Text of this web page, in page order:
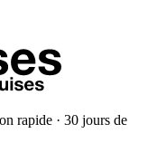
rapide · 30 jours de